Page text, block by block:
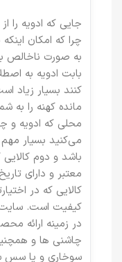
جایی که ادویه را
چرا که امکان
به صورت ناخالص
بابت ادویه به
کنند بسیار زیاد
مانده کهنه را به
محلی که ادویه و
می‌کنید بسیار
باشد و دوم
معتبر و دارای
کالایی که در
کیفیت است. سایت
در زمینه ارائه
چاشنی ها و
سوخاری و یا سس